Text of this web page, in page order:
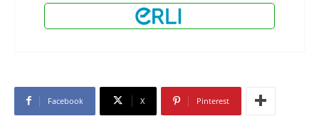
Facebook X Pinterest